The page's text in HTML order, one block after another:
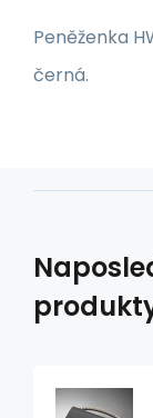
Peněženka
černá.